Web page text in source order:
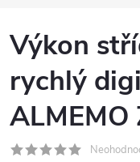
Výkon
rychlý
ALMEMO